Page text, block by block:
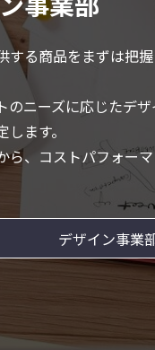
する商品をまずは把
のニーズに応じたデ
ます。
ら、コストパフォー
デザイン事業